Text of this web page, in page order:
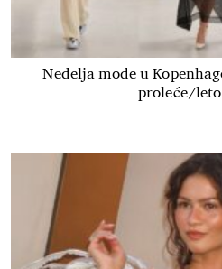
Nedelja mode u
proleće/leto